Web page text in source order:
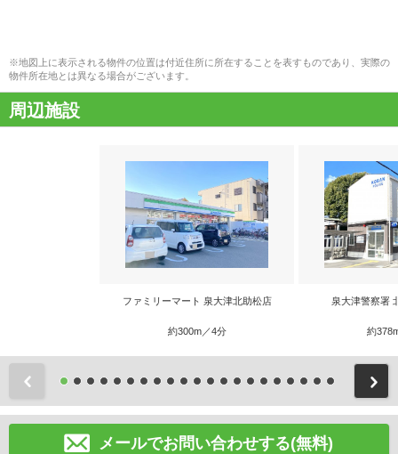
※地図上に表示される物件の位置は付近住所に所在することを表すものであり、実際の
物件所在地とは異なる場合がございます。
周辺施設
ファミリーマート 泉大津北助松店
約300m／4分
泉大津警察署
約
前
メールでお問い合わせする(無料)